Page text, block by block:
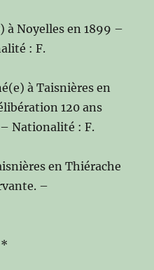
à Noyelles en 1899 –
: F.
à Taisnières en
120 ans
Nationalité : F.
en Thiérache
–